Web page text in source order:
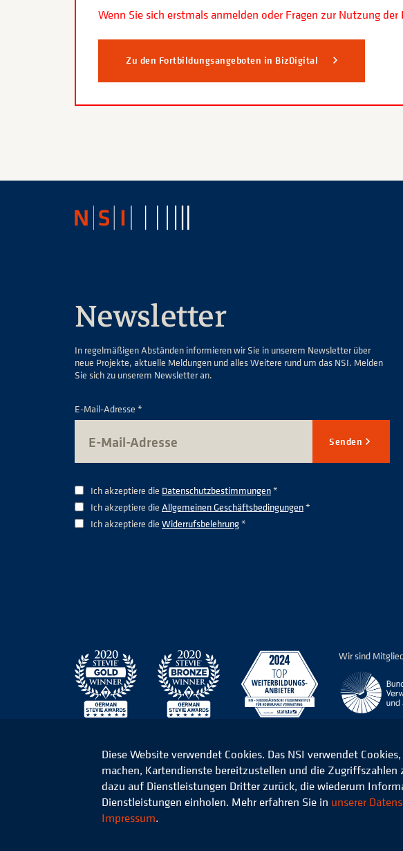
Wenn Sie sich erstmals anmelden oder Fragen zur Nutzung
Zu den Fortbildungsangeboten in BizDigital
Newsletter
In regelmäßigen Abständen informieren wir Sie in unserem Newsletter über
neue Projekte, aktuelle Meldungen und alles Weitere rund um das NSI. Melden
Sie sich zu unserem Newsletter an.
E-Mail-Adresse *
Senden
Ich akzeptiere die Datenschutzbestimmungen*
Ich akzeptiere die Allgemeinen Geschäftsbedingungen*
Ich akzeptiere die Widerrufsbelehrung*
Wir sind
© 2026 Niedersächsisches Studieninstitut für kommunale
Diese Website verwendet Cookies. Das NSI verwendet
machen, Kartendienste bereitzustellen und die Zugriffszahlen
dazu auf Dienstleistungen Dritter zurück, die wiederum
Dienstleistungen einholen. Mehr erfahren Sie in unserer
Impressum.